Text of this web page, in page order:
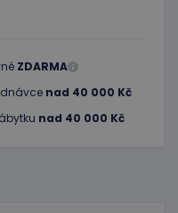
ZDARMA
nad 40 000 Kč
nad 40 000 Kč